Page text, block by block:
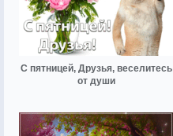
С пятницей, Друзья, веселитесь
от души